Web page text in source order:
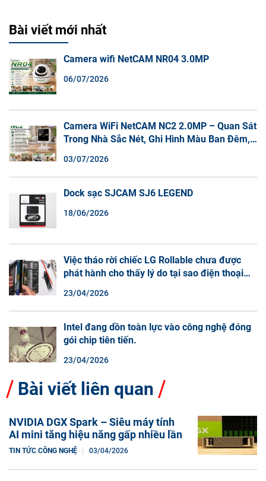
Bài viết mới nhất
Camera wifi NetCAM NR04 3.0MP
06/07/2026
Camera WiFi NetCAM NC2 2.0MP – Quan Sát
Trong Nhà Sắc Nét, Ghi Hình Màu Ban Đêm,
03/07/2026
Dock sạc SJCAM SJ6 LEGEND
18/06/2026
Việc tháo rời chiếc LG Rollable chưa được
phát hành cho thấy lý do tại sao điện thoại
23/04/2026
Intel đang dồn toàn lực vào công nghệ đóng
gói chip tiên tiến.
23/04/2026
Bài viết liên quan
NVIDIA DGX Spark – Siêu máy tính
AI mini tăng hiệu năng gấp nhiều lần
TIN TỨC CÔNG NGHỆ 03/04/2026